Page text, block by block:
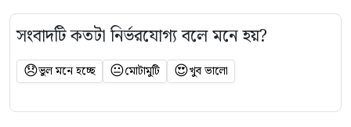
সংবাদটি কতটা নির্ভরযোগ্য বলে মনে হয়?
😞ভুল মনে হচ্ছে 😐মোটামুটি 😍খুব ভালো